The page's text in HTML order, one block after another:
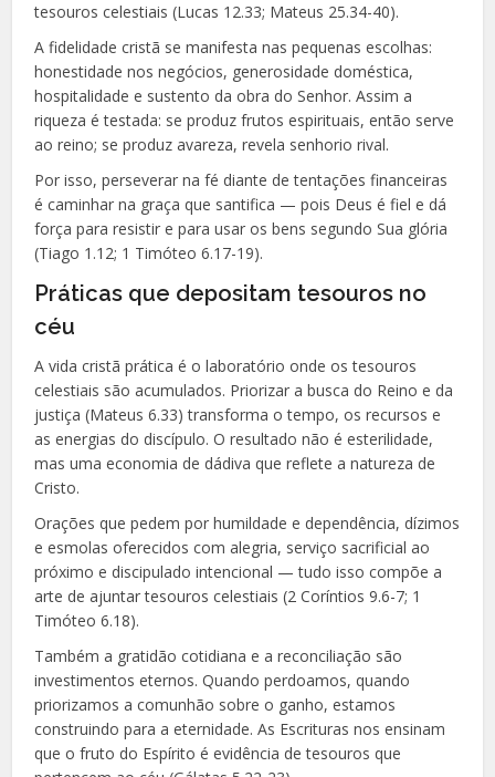
tesouros celestiais (Lucas 12.33; Mateus 25.34-40).
A fidelidade cristã se manifesta nas pequenas escolhas:
honestidade nos negócios, generosidade doméstica,
hospitalidade e sustento da obra do Senhor. Assim a
riqueza é testada: se produz frutos espirituais, então serve
ao reino; se produz avareza, revela senhorio rival.
Por isso, perseverar na fé diante de tentações financeiras
é caminhar na graça que santifica — pois Deus é fiel e dá
força para resistir e para usar os bens segundo Sua glória
(Tiago 1.12; 1 Timóteo 6.17-19).
Práticas que depositam tesouros no
céu
A vida cristã prática é o laboratório onde os tesouros
celestiais são acumulados. Priorizar a busca do Reino e da
justiça (Mateus 6.33) transforma o tempo, os recursos e
as energias do discípulo. O resultado não é esterilidade,
mas uma economia de dádiva que reflete a natureza de
Cristo.
Orações que pedem por humildade e dependência, dízimos
e esmolas oferecidos com alegria, serviço sacrificial ao
próximo e discipulado intencional — tudo isso compõe a
arte de ajuntar tesouros celestiais (2 Coríntios 9.6-7; 1
Timóteo 6.18).
Também a gratidão cotidiana e a reconciliação são
investimentos eternos. Quando perdoamos, quando
priorizamos a comunhão sobre o ganho, estamos
construindo para a eternidade. As Escrituras nos ensinam
que o fruto do Espírito é evidência de tesouros que